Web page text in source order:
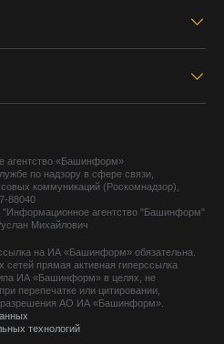
агентство «Башинформ»
по надзору в сфере связи,
коммуникаций (Роскомнадзор),
88040
"Информационное агентство "Башинформ"
Михайлович
на ИА «Башинформ» обязательна.
сетей прямая активная гиперссылка
ИА «Башинформ» в целях, не
перепечатке или цитировании,
разрешения АО ИА «Башинформ».
технологий